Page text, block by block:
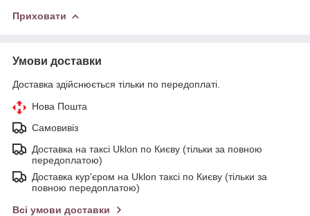
Приховати
Умови доставки
Доставка здійснюється тільки по передоплаті.
Нова Пошта
Самовивіз
Доставка на таксі Uklon по Києву (тільки за повною
передоплатою)
Доставка кур'єром на Uklon таксі по Києву (тільки за
повною передоплатою)
Всі умови доставки